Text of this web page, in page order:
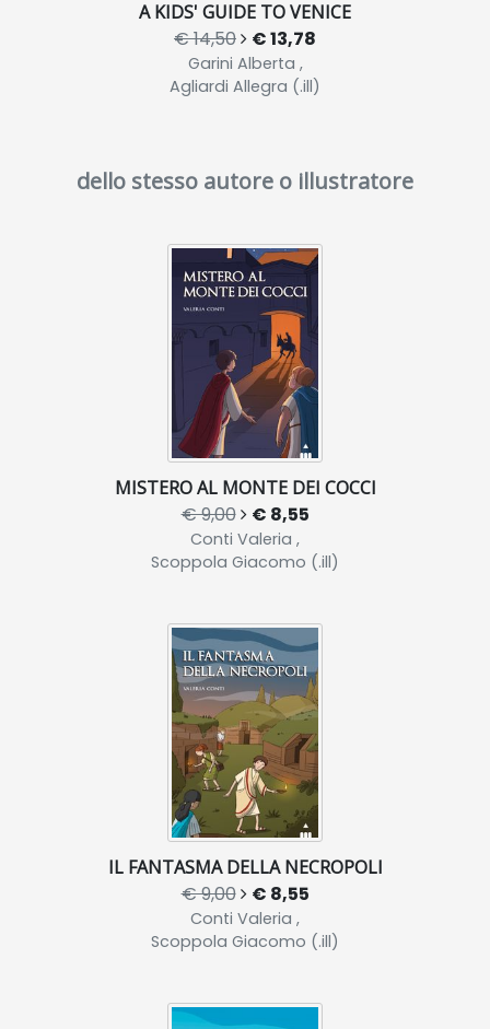
A KIDS' GUIDE TO VENICE
€ 14,50 € 13,78
Garini Alberta ,
Agliardi Allegra (.ill)
dello stesso autore o illustratore
MISTERO AL MONTE DEI COCCI
€ 9,00 € 8,55
Conti Valeria ,
Scoppola Giacomo (.ill)
IL FANTASMA DELLA NECROPOLI
€ 9,00 € 8,55
Conti Valeria ,
Scoppola Giacomo (.ill)